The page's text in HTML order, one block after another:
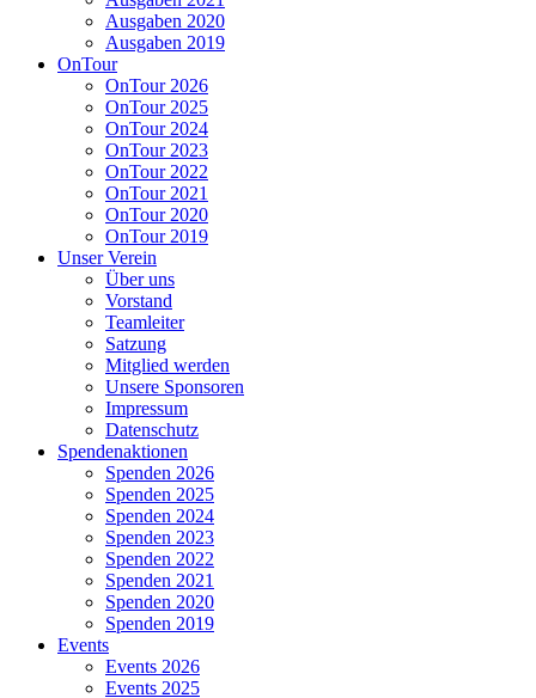
Ausgaben 2020
Ausgaben 2019
OnTour
OnTour 2026
OnTour 2025
OnTour 2024
OnTour 2023
OnTour 2022
OnTour 2021
OnTour 2020
OnTour 2019
Unser Verein
Über uns
Vorstand
Teamleiter
Satzung
Mitglied werden
Unsere Sponsoren
Impressum
Datenschutz
Spendenaktionen
Spenden 2026
Spenden 2025
Spenden 2024
Spenden 2023
Spenden 2022
Spenden 2021
Spenden 2020
Spenden 2019
Events
Events 2026
Events 2025